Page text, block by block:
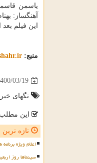
یاسمن
آهنگساز:
این فیلم
منبع:
03/19
تگهای
این
تازه
اعلام ویژه
سینماها روز